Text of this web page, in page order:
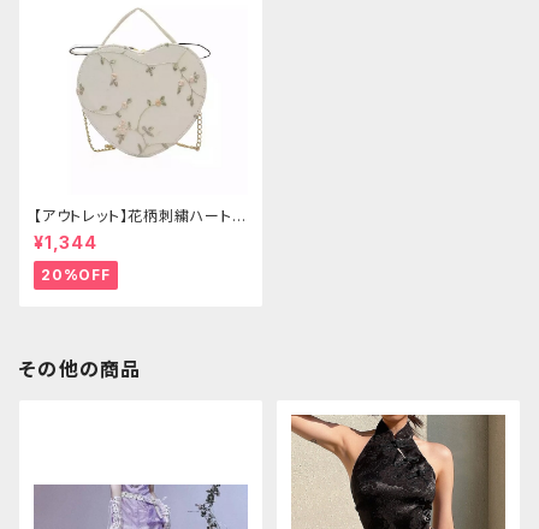
【アウトレット】花柄刺繍ハートバ
ッグ
¥1,344
20%OFF
その他の商品